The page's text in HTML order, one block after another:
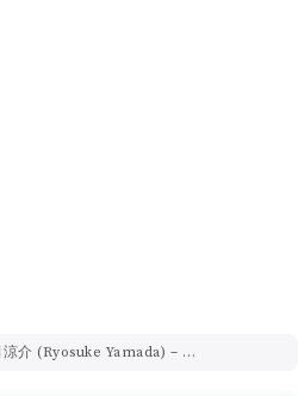
山田涼介 (Ryosuke Yamada) – Na Na Na 歌詞 ( Lyrics)